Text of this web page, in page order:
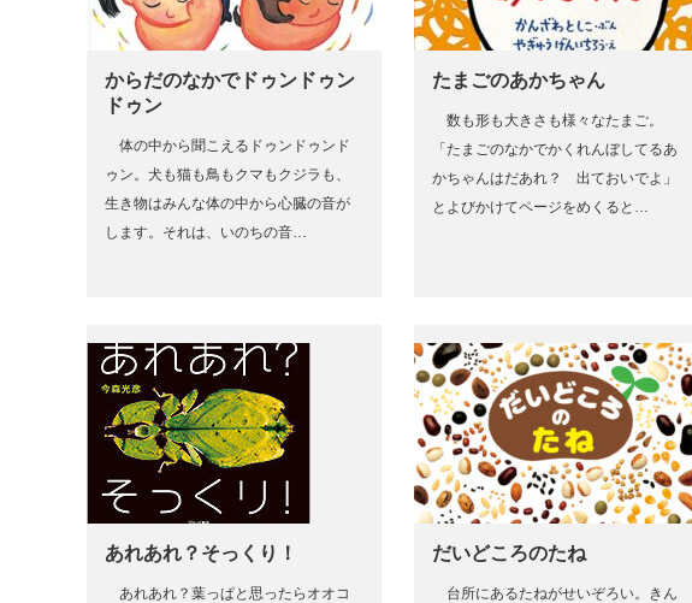
からだのなかでドゥンドゥン
ドゥン
体の中から聞こえるドゥンドゥンド
ゥン。犬も猫も鳥もクマもクジラも、
生き物はみんな体の中から心臓の音が
します。それは、いのちの音…
たまごのあかちゃん
数も形も大きさも様々なたまご。
「たまごのなかでかくれんぼしてるあ
かちゃんはだあれ？ 出ておいでよ」
とよびかけてページをめくると…
あれあれ？そっくり！
あれあれ？葉っぱと思ったらオオコ
だいどころのたね
台所にあるたねがせいぞろい。きん